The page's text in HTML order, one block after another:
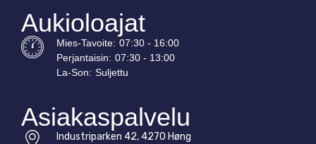
Aukioloajat
Mies-Tavoite: 07:30 - 16:00
Perjantaisin: 07:30 - 13:00
La-Son: Suljettu
Asiakaspalvelu
Industriparken 42, 4270 Høng